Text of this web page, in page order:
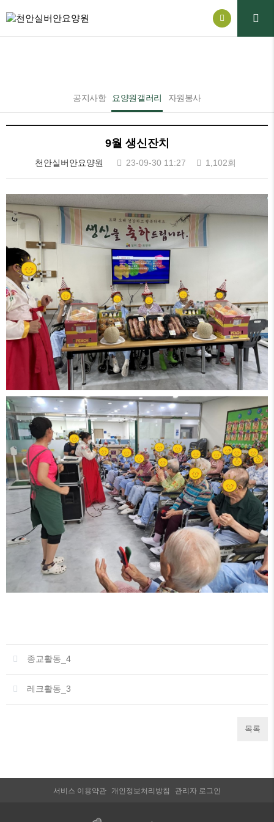
공지사항 요양원갤러리 자원봉사
9월 생신잔치
천안실버안요양원 23-09-30 11:27 1,102회
본문
종교활동_4
레크활동_3
목록
서비스 이용약관 개인정보처리방침 관리자 로그인